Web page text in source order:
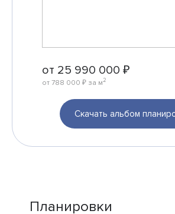
от 25 990 000 ₽
от 788 000 ₽ за м2
Скачать альбом
Планировки